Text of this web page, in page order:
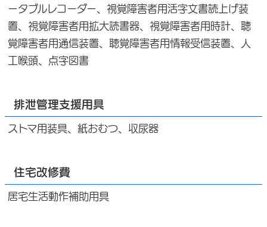
ータブルレコーダー、視覚障害者用活字文書読上げ装
置、視覚障害者用拡大読書器、視覚障害者用時計、聴
覚障害者用通信装置、聴覚障害者用情報受信装置、人
工喉頭、点字図書
排泄管理支援用具
ストマ用装具、紙おむつ、収尿器
住宅改修費
居宅生活動作補助用具